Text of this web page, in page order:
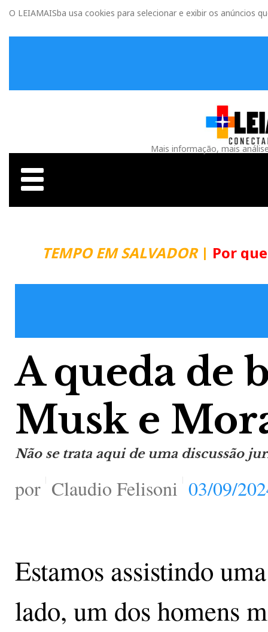
O LEIAMAISba usa cookies para selecionar e exibir os anúncios
Mais informação, mais
TEMPO EM SALVADOR|Por que
A queda de
Musk e
Não se trata aqui de uma discussão
por Claudio Felisoni 03/09/
Estamos assistindo
lado, um dos homens